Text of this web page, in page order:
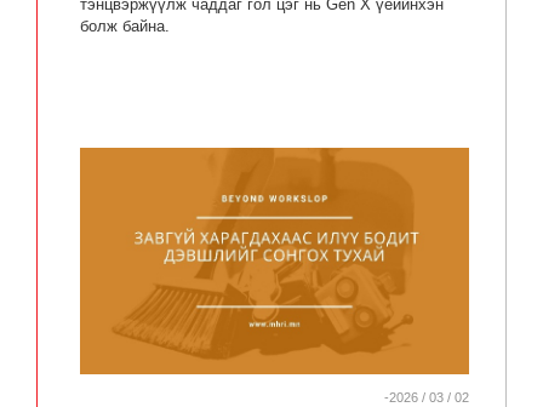
тэнцвэржүүлж чаддаг гол цэг нь Gen X үеийнхэн
болж байна.
-2026 / 03 / 02